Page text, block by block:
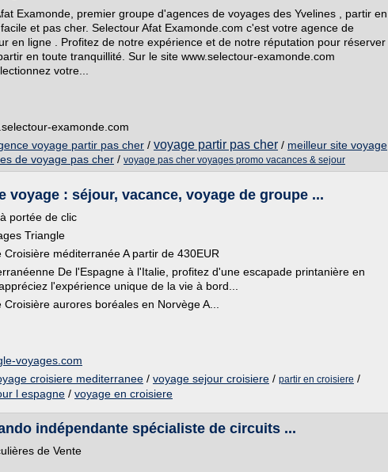
Examonde, premier groupe d'agences de voyages des Yvelines , partir en
et pas cher. Selectour Afat Examonde.com c'est votre agence de
en ligne . Profitez de notre expérience et de notre réputation pour réserver
en toute tranquillité. Sur le site www.selectour-examonde.com
votre...
examonde.com
voyage partir pas cher / voyage partir pas cher / meilleur site voyage
de voyage pas cher / voyage pas cher voyages promo vacances & sejour
voyage : séjour, vacance, voyage de groupe ...
portée de clic
Triangle
Croisière méditerranée A partir de 430EUR
De l'Espagne à l'Italie, profitez d'une escapade printanière en
l'expérience unique de la vie à bord...
aurores boréales en Norvège A...
voyages.com
croisiere mediterranee / voyage sejour croisiere / partir en croisiere /
l espagne / voyage en croisiere
indépendante spécialiste de circuits ...
de Vente